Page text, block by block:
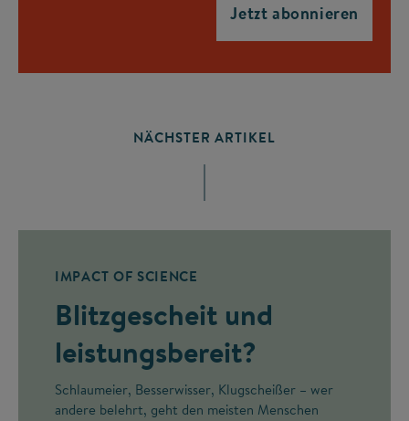
NÄCHSTER ARTIKEL
IMPACT OF SCIENCE
Blitzgescheit und
leistungsbereit?
Schlaumeier, Besserwisser, Klugscheißer – wer
andere belehrt, geht den meisten Menschen